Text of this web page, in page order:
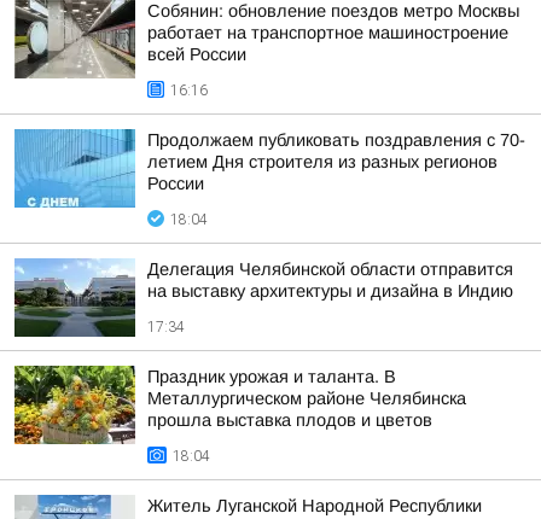
Собянин: обновление поездов метро Москвы
работает на транспортное машиностроение
всей России
16:16
Продолжаем публиковать поздравления с 70-
летием Дня строителя из разных регионов
России
18:04
Делегация Челябинской области отправится
на выставку архитектуры и дизайна в Индию
17:34
Праздник урожая и таланта. В
Металлургическом районе Челябинска
прошла выставка плодов и цветов
18:04
Житель Луганской Народной Республики